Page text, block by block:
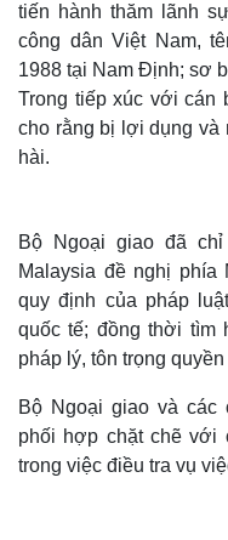
tiến hành thăm lãnh
công dân Việt Nam,
1988 tại Nam Định; sơ
Trong tiếp xúc với
cho rằng bị lợi dụng và
hài.
Bộ Ngoại giao đã
Malaysia đề nghị
quy định của pháp
quốc tế; đồng thời tìm
pháp lý, tôn trọng
Bộ Ngoại giao và các
phối hợp chặt chẽ với
trong việc điều tra vụ